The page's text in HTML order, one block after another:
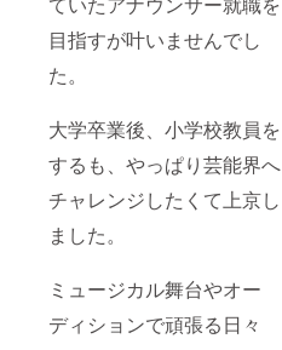
目指すが叶いませんでし
た。
大学卒業後、小学校教員を
するも、やっぱり芸能界へ
チャレンジしたくて上京し
ました。
ミュージカル舞台やオー
ディションで頑張る日々